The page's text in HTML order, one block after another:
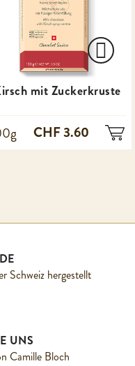
mit Zuckerkruste
CHF 3.60
Schweiz hergestellt
UNS
Camille Bloch